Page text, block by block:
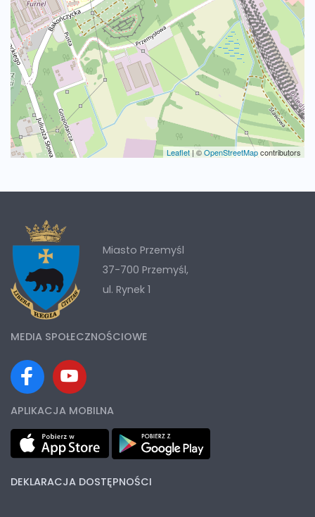
Leaflet | ©OpenStreetMapcontributors
Miasto Przemyśl
37-700 Przemyśl,
ul. Rynek 1
MEDIA SPOŁECZNOŚCIOWE
APLIKACJA MOBILNA
DEKLARACJA DOSTĘPNOŚCI